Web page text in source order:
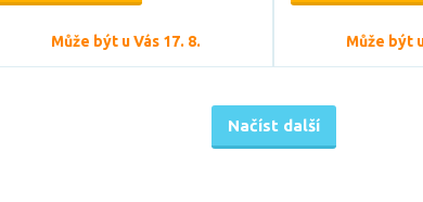
Může být u Vás 17. 8. Může být
Načíst další